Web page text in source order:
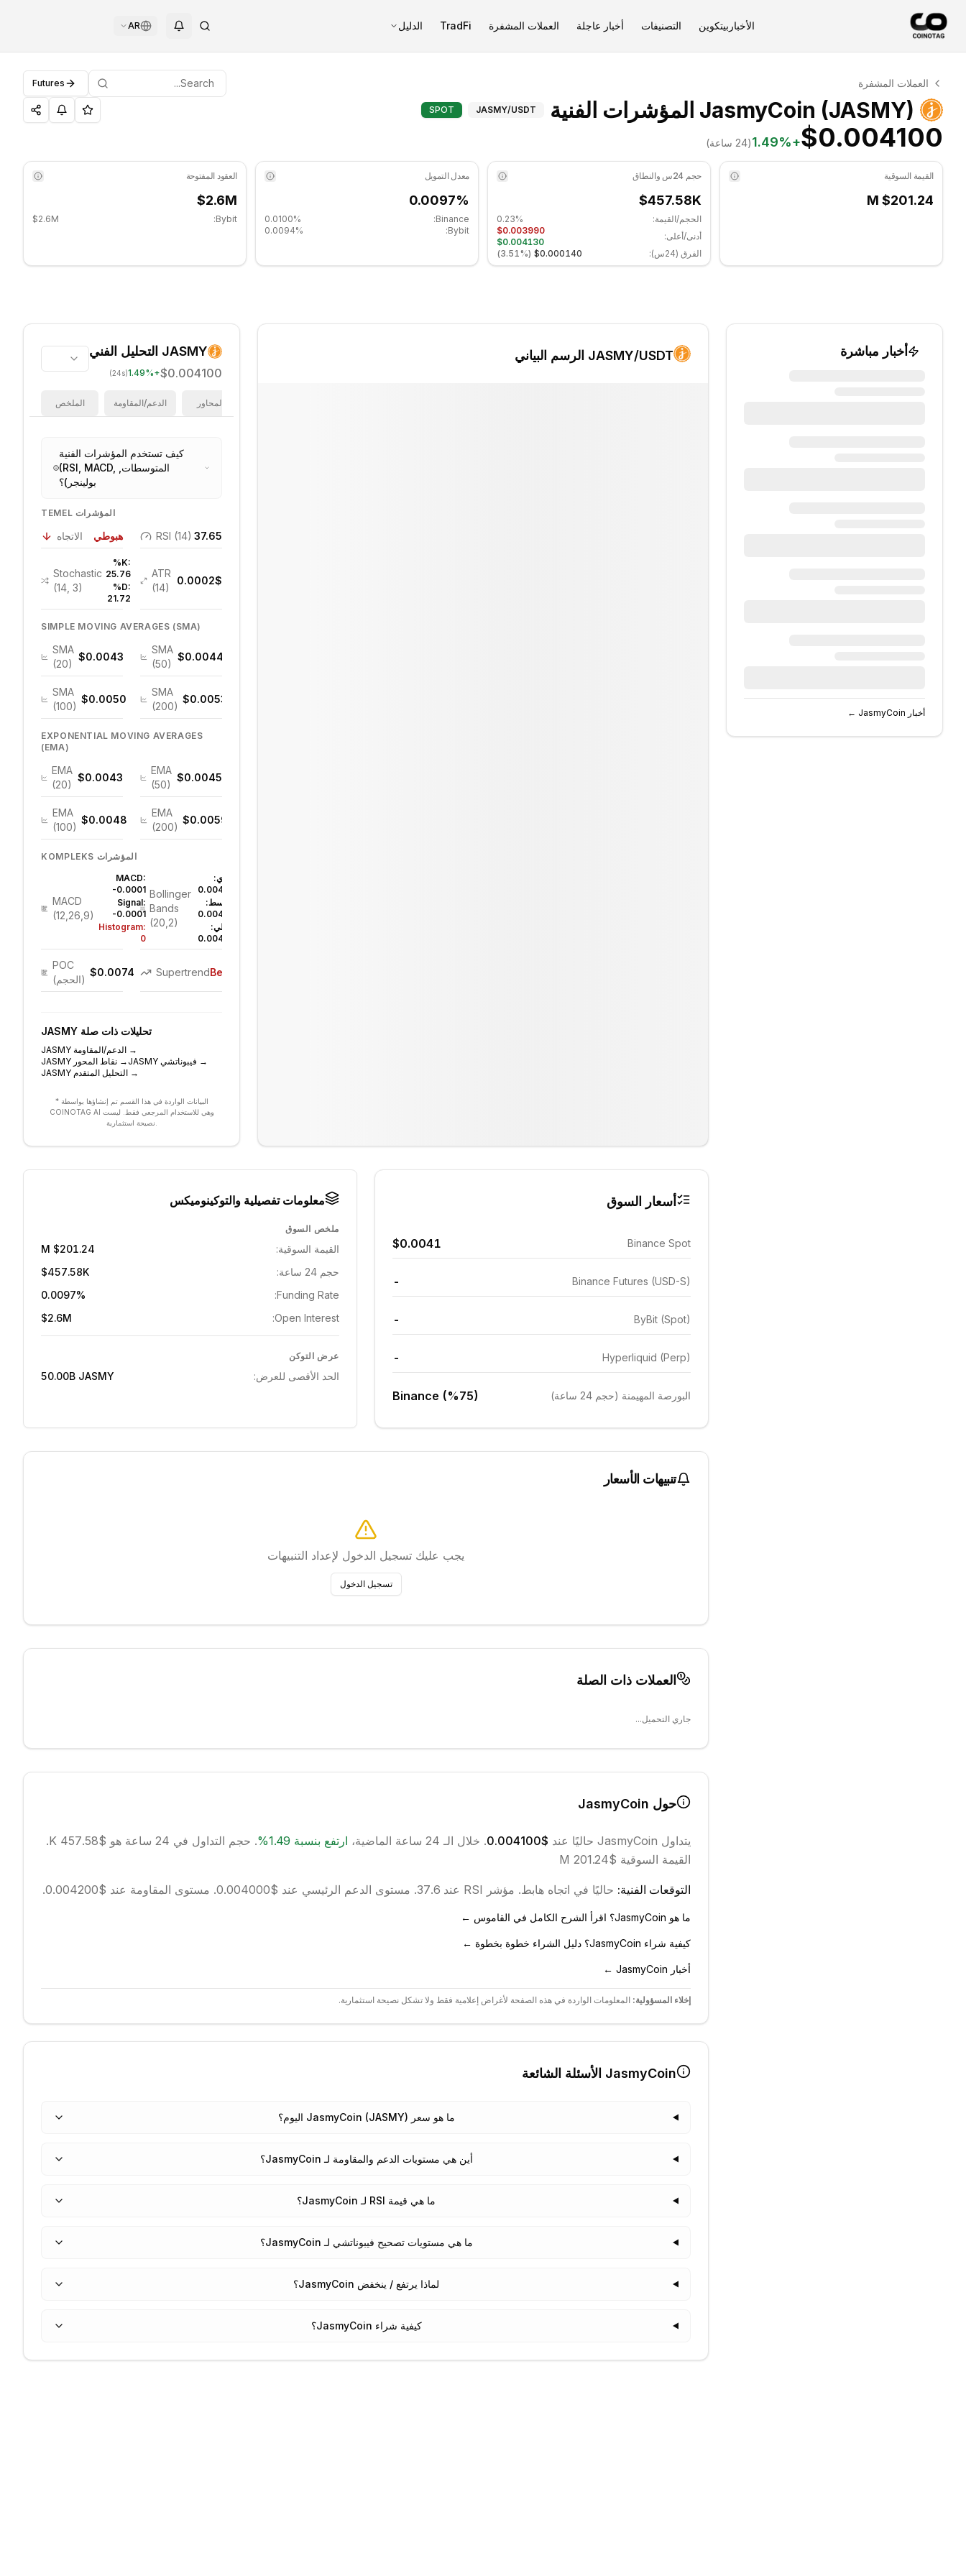
الأخبار بيتكوين التصنيفات أخبار عاجلة العملات المشفرة TradFi الدليل AR
التحليل الفني لـ JasmyCoin
JasmyCoin يتم تداوله حاليًا عند $0.004100. مؤشر RSI عند 37.65 في المنطقة المحايدة. الاتجاه اليومي هبوطي. مستوى الدعم الرئيسي: $0.00399667, مستوى المقاومة: $0.00413667.
العملات المشفرة Futures
JasmyCoin (JASMY) المؤشرات الفنية JasmyCoin (JASMY) المؤشرات الفنية - COINOTAG
JASMY/USDT
SPOT
$0.004100
+
1.49% (24 ساعة)
القيمة السوقية
$201.24 M
حجم 24س والنطاق
$457.58K
الحجم/القيمة:
0.23%
أدنى/أعلى:
$0.003990
$0.004130
الفرق (24س):
$0.000140
(
3.51%
)
معدل التمويل
0.0097%
Binance:
0.0100%
Bybit:
0.0094%
العقود المفتوحة
$2.6M
Bybit:
$2.6M
أخبار مباشرة
أخبار JasmyCoin
←
JASMY/USDT الرسم البياني JASMY التحليل الفني
$0.004100
+
1.49%
(24s)
الملخص الدعم/المقاومة المحاور
كيف تستخدم المؤشرات الفنية
(RSI, MACD, المتوسطات,
بولينجر)؟
TEMEL المؤشرات
الاتجاه هبوطي RSI (14) 37.65
Stochastic
(14, 3)
%K:
25.76
%D:
21.72
ATR
(14)
0.0002$
SIMPLE MOVING AVERAGES (SMA)
SMA
(20)
$0.0043
SMA
(50)
$0.0044
SMA
(100)
$0.0050
SMA
(200)
$0.0053
EXPONENTIAL MOVING AVERAGES
(EMA)
EMA
(20)
$0.0043
EMA
(50)
$0.0045
EMA
(100)
$0.0048
EMA
(200)
$0.0059
KOMPLEKS المؤشرات
MACD
(12,26,9)
MACD:
-0.0001
Signal:
-0.0001
Histogram:
0
Bollinger
Bands
(20,2)
علوي:
متوسط:
سفلي:
POC
(الحجم)
$0.0074 SupertrendBearish
JASMY تحليلات ذات صلة
JASMY الدعم/المقاومة →
JASMY نقاط المحور → JASMY فيبوناتشي →
JASMY التحليل المتقدم →
* البيانات الواردة في هذا القسم تم إنشاؤها بواسطة
COINOTAG AI وهي للاستخدام المرجعي فقط. ليست
أسعار السوق
Binance Spot
$0.0041
Binance Futures (USD-S)
-
ByBit (Spot)
-
Hyperliquid (Perp)
-
البورصة المهيمنة (حجم 24 ساعة) Binance (%75)
معلومات تفصيلية والتوكينوميكس
ملخص السوق
القيمة السوقية:
$201.24 M
حجم 24 ساعة:
$457.58K
Funding Rate:
0.0097%
Open Interest:
$2.6M
عرض التوكن
الحد الأقصى للعرض: 50.00B JASMY
تنبيهات الأسعار
يجب عليك تسجيل الدخول لإعداد التنبيهات
تسجيل الدخول
العملات ذات الصلة
جاري التحميل...
حول JasmyCoin
يتداول JasmyCoinحاليًا عند $0.004100 . خلال الـ 24 ساعة الماضية، ارتفع بنسبة 1.49
%
. حجم التداول في 24 ساعة هو $457.58 K.
القيمة السوقية $201.24 M
التوقعات الفنية: حاليًا في اتجاه هابط. مؤشر RSI عند 37.6. مستوى الدعم الرئيسي عند $0.004000. مستوى المقاومة عند $0.004200.
ما هو JasmyCoin؟ اقرأ الشرح الكامل في القاموس ←
كيفية شراء JasmyCoin؟ دليل الشراء خطوة بخطوة ←
أخبار JasmyCoin ←
إخلاء المسؤولية: المعلومات الواردة في هذه الصفحة لأغراض إعلامية فقط ولا تشكل نصيحة استثمارية.
JasmyCoin الأسئلة الشائعة
ما هو سعر JasmyCoin (JASMY) اليوم؟
أين هي مستويات الدعم والمقاومة لـ JasmyCoin؟
ما هي قيمة RSI لـ JasmyCoin؟
ما هي مستويات تصحيح فيبوناتشي لـ JasmyCoin؟
لماذا يرتفع / ينخفض JasmyCoin؟
كيفية شراء JasmyCoin؟